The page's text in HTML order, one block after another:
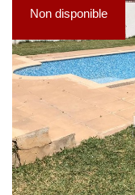
Non disponible